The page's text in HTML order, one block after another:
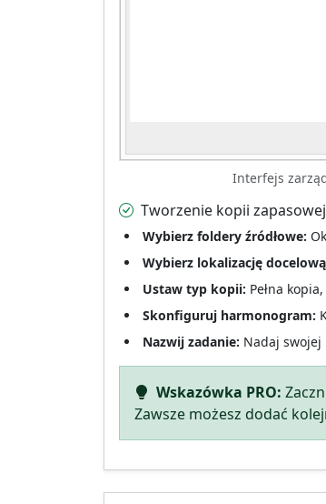
Interfejs
Tworzenie kopii
Wybierz foldery źródłowe:
Wybierz lokalizację
Ustaw typ kopii: Pełna
Skonfiguruj harmonogram:
Nazwij zadanie: Nadaj
Wskazówka PRO:
Zawsze możesz dodać